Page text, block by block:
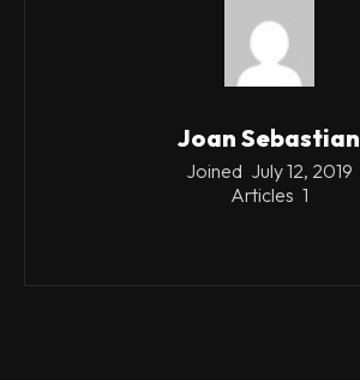
Joan Sebastian
Joined July 12, 2019
Articles 1